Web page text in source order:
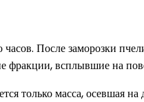
После заморозки
фракции, всплывшие на
только масса,